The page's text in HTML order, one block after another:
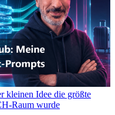
kleinen Idee die größte
Raum wurde